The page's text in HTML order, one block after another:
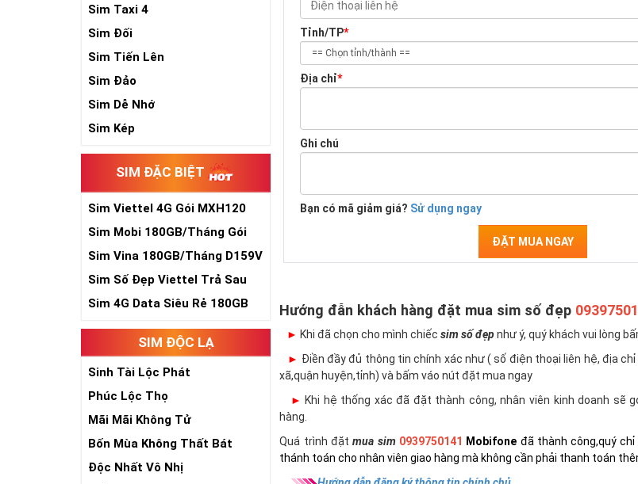
Sim Taxi 4
Sim Đối
Sim Tiến Lên
Sim Đảo
Sim Dễ Nhớ
Sim Kép
SIM ĐẶC BIỆT
Sim Viettel 4G Gói MXH120
Siêu Rẻ
Sim Mobi 180GB/Tháng Gói
TK159
Sim Vina 180GB/Tháng D159V
Sim Số Đẹp Viettel Trả Sau
Sim 4G Data Siêu Rẻ 180GB
SIM ĐỘC LẠ
Sinh Tài Lộc Phát
Phúc Lộc Thọ
Mãi Mãi Không Tử
Bốn Mùa Không Thất Bát
Độc Nhất Vô Nhị
Tỉnh/TP*
Địa chỉ*
Ghi chú
Bạn có mã giảm giá? Sử dụng ngay
ĐẶT MUA NGAY
Hướng đẫn khách hàng đặt mua sim số đẹp
► Khi đã chọn cho mình chiếcsim số đẹpnhư ý, quý khách vui lòng
► Điền đầy đủ thông tin chính xác như ( số điện thoại liên hệ, địa
xã,quận huyện,tỉnh) và bấm váo nút đặt mua ngay
► Khi hệ thống xác đã đặt thành công, nhân viên kinh doanh sẽ
hàng.
Quá trình đặtmua sim 0939750141 Mobifone đã thành công,quý
thánh toán cho nhân viên giao hàng mà không cần phải thanh toán